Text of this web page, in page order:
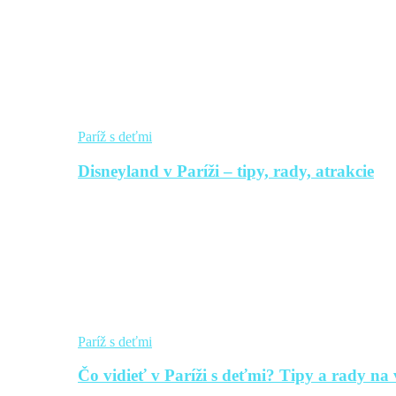
Paríž s deťmi
Disneyland v Paríži – tipy, rady, atrakcie
Paríž s deťmi
Čo vidieť v Paríži s deťmi? Tipy a rady na